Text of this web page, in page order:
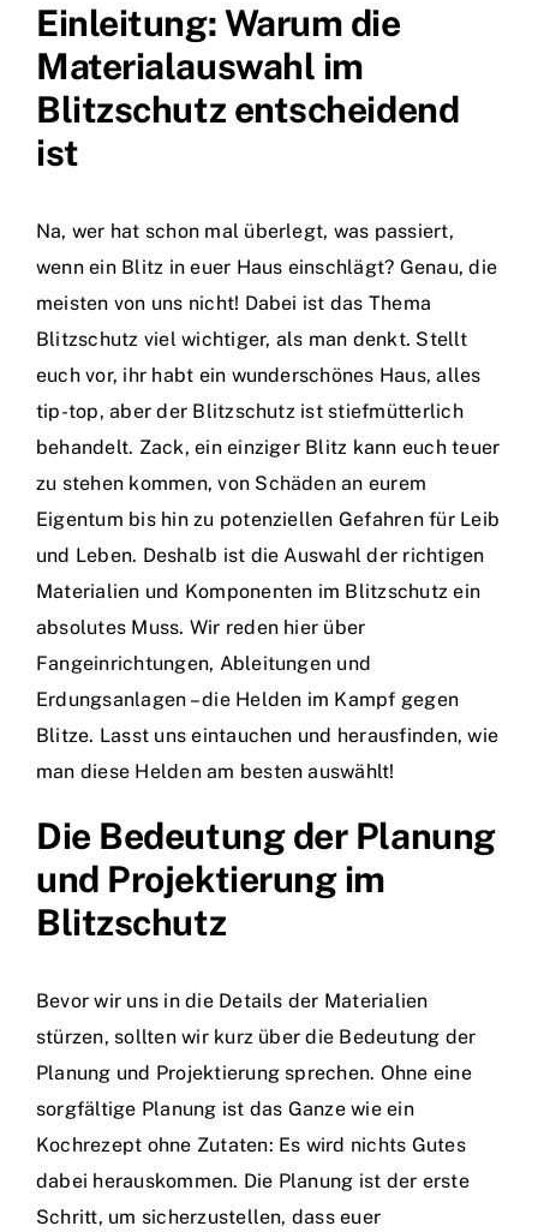
Einleitung: Warum die
Materialauswahl im
Blitzschutz entscheidend
ist
Na, wer hat schon mal überlegt, was passiert,
wenn ein Blitz in euer Haus einschlägt? Genau, die
meisten von uns nicht! Dabei ist das Thema
Blitzschutz viel wichtiger, als man denkt. Stellt
euch vor, ihr habt ein wunderschönes Haus, alles
tip-top, aber der Blitzschutz ist stiefmütterlich
behandelt. Zack, ein einziger Blitz kann euch teuer
zu stehen kommen, von Schäden an eurem
Eigentum bis hin zu potenziellen Gefahren für Leib
und Leben. Deshalb ist die Auswahl der richtigen
Materialien und Komponenten im Blitzschutz ein
absolutes Muss. Wir reden hier über
Fangeinrichtungen, Ableitungen und
Erdungsanlagen – die Helden im Kampf gegen
Blitze. Lasst uns eintauchen und herausfinden, wie
man diese Helden am besten auswählt!
Die Bedeutung der Planung
und Projektierung im
Blitzschutz
Bevor wir uns in die Details der Materialien
stürzen, sollten wir kurz über die Bedeutung der
Planung und Projektierung sprechen. Ohne eine
sorgfältige Planung ist das Ganze wie ein
Kochrezept ohne Zutaten: Es wird nichts Gutes
dabei herauskommen. Die Planung ist der erste
Schritt, um sicherzustellen, dass euer